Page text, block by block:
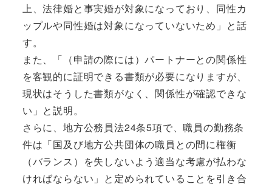
上、法律婚と事実婚が対象になっており、同性カ
ップルや同性婚は対象になっていないため」と話
す。
また、「（申請の際には）パートナーとの関係性
を客観的に証明できる書類が必要になりますが、
現状はそうした書類がなく、関係性が確認できな
い」と説明。
さらに、地方公務員法24条5項で、職員の勤務条
件は「国及び地方公共団体の職員との間に権衡
（バランス）を失しないよう適当な考慮が払わな
ければならない」と定められていることを引き合